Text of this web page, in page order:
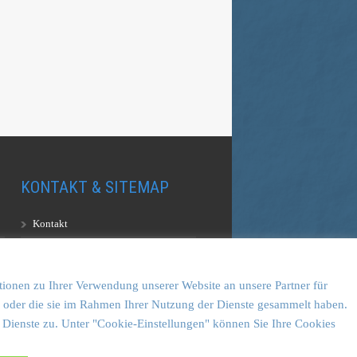
KONTAKT & SITEMAP
Kontakt
Vulkankultour-BUFF®
zu Ihrer Verwendung unserer Website an unsere Partner für
die sie im Rahmen Ihrer Nutzung der Dienste gesammelt haben.
zu. Unter "Cookie-Einstellungen" können Sie Ihre Cookies